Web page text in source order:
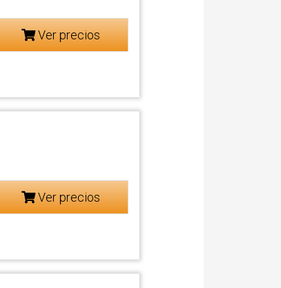
Ver precios
Ver precios